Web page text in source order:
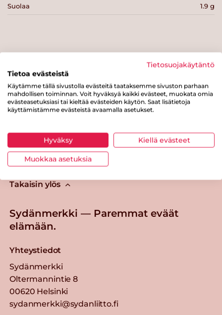
Suolaa 1.9 g
Tästä merkistä tunnistat
Sydänmerkki-tuotteen
Takaisin ylös
Sydänmerkki — Paremmat eväät
elämään.
Yhteystiedot
Sydänmerkki
Oltermannintie 8
00620 Helsinki
sydanmerkki@sydanliitto.fi
Tietosuojakäytäntö
Tietoa evästeistä
Käytämme tällä sivustolla evästeitä taataksemme sivuston parhaan
mahdollisen toiminnan. Voit hyväksyä kaikki evästeet, muokata omia
evästeasetuksiasi tai kieltää evästeiden käytön. Saat lisätietoja
käyttämistämme evästeistä avaamalla asetukset.
Hyväksy Kiellä evästeet
Muokkaa asetuksia